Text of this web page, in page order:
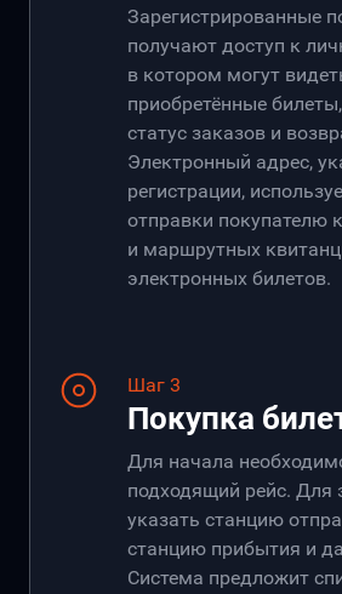
Зарегистрированные
получают доступ к
в котором могут
приобретённые
статус заказов и
Электронный адрес,
регистрации,
отправки покупателю
и маршрутных
электронных билетов.
Шаг 3
Покупка
Для начала
подходящий рейс. Для
указать станцию
станцию прибытия и
Система предложит